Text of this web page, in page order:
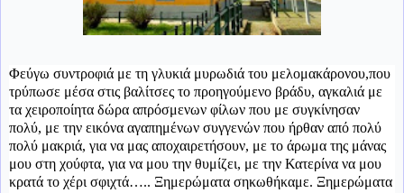
Φεύγω συντροφιά με τη γλυκιά μυρωδιά του μελομακάρονου,που
τρύπωσε μέσα στις βαλίτσες το προηγούμενο βράδυ, αγκαλιά με
τα χειροποίητα δώρα απρόσμενων φίλων που με συγκίνησαν
πολύ, με την εικόνα αγαπημένων συγγενών που ήρθαν από πολύ
πολύ μακριά, για να μας αποχαιρετήσουν, με το άρωμα της μάνας
μου στη χούφτα, για να μου την θυμίζει, με την Κατερίνα να μου
κρατά το χέρι σφιχτά….. Ξημερώματα σηκωθήκαμε. Ξημερώματα